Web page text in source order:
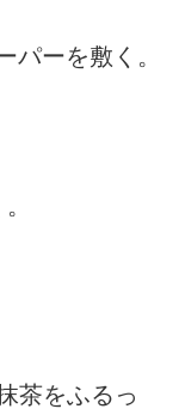
パーを敷く。
茶をふるっ